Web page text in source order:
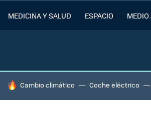
MEDICINA Y SALUD ESPACIO
HOY SE HABLA DE
Cambio climático Coche eléctrico